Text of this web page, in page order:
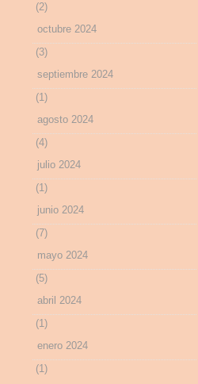
(2)
octubre 2024
(3)
septiembre 2024
(1)
agosto 2024
(4)
julio 2024
(1)
junio 2024
(7)
mayo 2024
(5)
abril 2024
(1)
enero 2024
(1)